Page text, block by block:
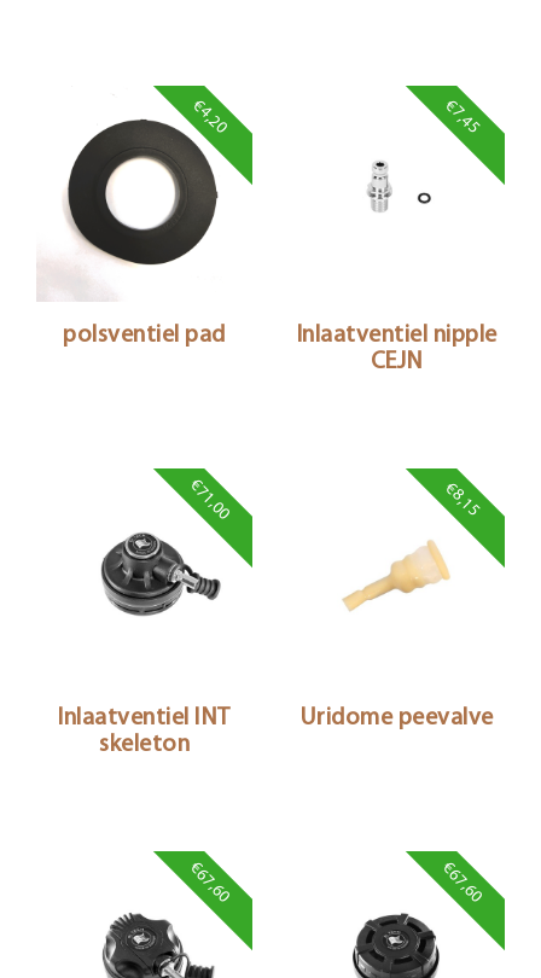
€4,20
polsventiel pad
€7,45
Inlaatventiel nipple
CEJN
€71,00
Inlaatventiel INT
skeleton
€8,15
Uridome peevalve
€67,60 €67,60